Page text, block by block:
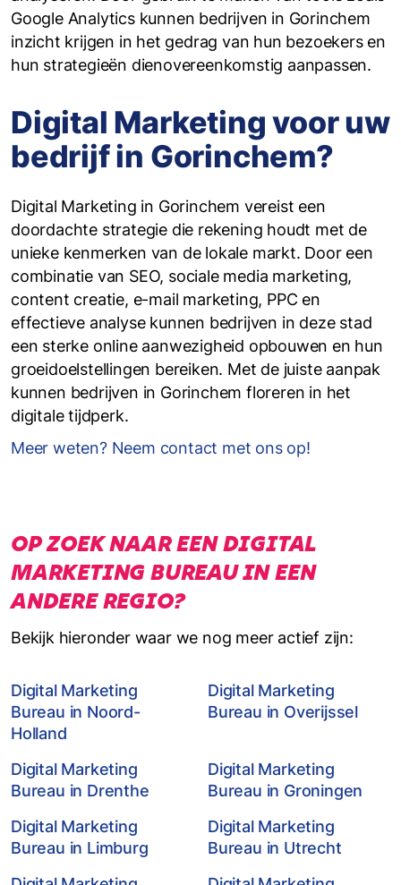
Google Analytics kunnen bedrijven in Gorinchem
inzicht krijgen in het gedrag van hun bezoekers en
hun strategieën dienovereenkomstig aanpassen.
Digital Marketing voor uw
bedrijf in Gorinchem?
Digital Marketing in Gorinchem vereist een
doordachte strategie die rekening houdt met de
unieke kenmerken van de lokale markt. Door een
combinatie van SEO, sociale media marketing,
content creatie, e-mail marketing, PPC en
effectieve analyse kunnen bedrijven in deze stad
een sterke online aanwezigheid opbouwen en hun
groeidoelstellingen bereiken. Met de juiste aanpak
kunnen bedrijven in Gorinchem floreren in het
digitale tijdperk.
Meer weten? Neem contact met ons op!
OP ZOEK NAAR EEN DIGITAL
MARKETING BUREAU IN EEN
ANDERE REGIO?
Bekijk hieronder waar we nog meer actief zijn:
Digital Marketing
Bureau in Noord-
Holland
Digital Marketing
Bureau in Overijssel
Digital Marketing
Bureau in Drenthe
Digital Marketing
Bureau in Groningen
Digital Marketing
Bureau in Limburg
Digital Marketing
Bureau in Utrecht